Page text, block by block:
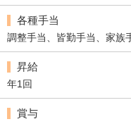
各種手当
調整手当、皆勤手当、家族
昇給
年1回
賞与